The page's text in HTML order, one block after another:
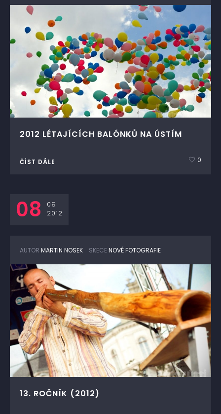
2012 LÉTAJÍCÍCH BALÓNKŮ NA ÚSTÍM
ČÍST DÁLE 0
08
09
2012
AUTOR MARTIN NOSEK SKECENOVÉ FOTOGRAFIE
13. ROČNÍK (2012)